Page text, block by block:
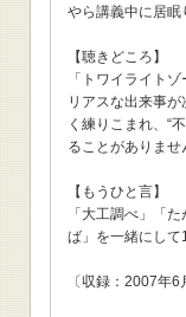
やら講義中に居
【聴きどころ】
「トワイライト
リアスな出来事
く練りこまれ、“
ることがありませ
【もうひと言】
「大工調べ」「
ば」を一緒にして
〔収録：2007年